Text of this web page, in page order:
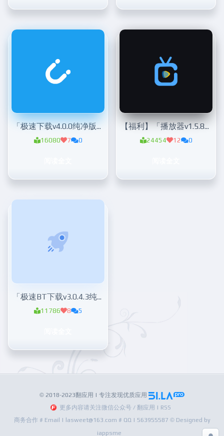
「极速下载v4.0.0纯净版」安卓极简磁力种子下载神器
16080 7 0
【福利】「播放器v1.5.8」解锁会员版
24454 12 0
「极速BT下载v3.0.4.3纯净版」磁力下载器
11786 8 5
© 2018-2023翻应用 | 专注发现优质应用
更多内容请关注微信公众号 / 翻应用 | RSS
商务合作 # Email | lasweet@163.com # QQ | 563955587 © Designed by
iappsme